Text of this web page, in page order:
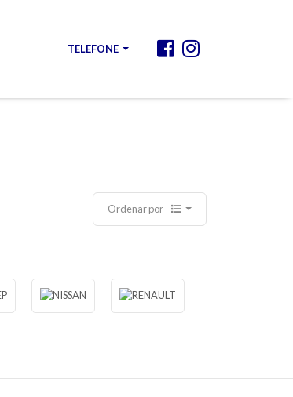
TELEFONE
Ordenar por